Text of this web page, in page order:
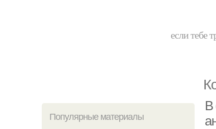
если тебе
Популярные материалы
В